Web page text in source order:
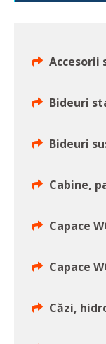
Accesorii
Bideuri
Bideuri
Cabine,
Capace
Capace
Căzi,